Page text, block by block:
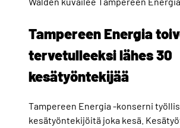
Tampereen Energia
tervetulleeksi lähes 30
kesätyöntekijää
Tampereen Energia -konserni
kesätyöntekijöitä joka kesä.